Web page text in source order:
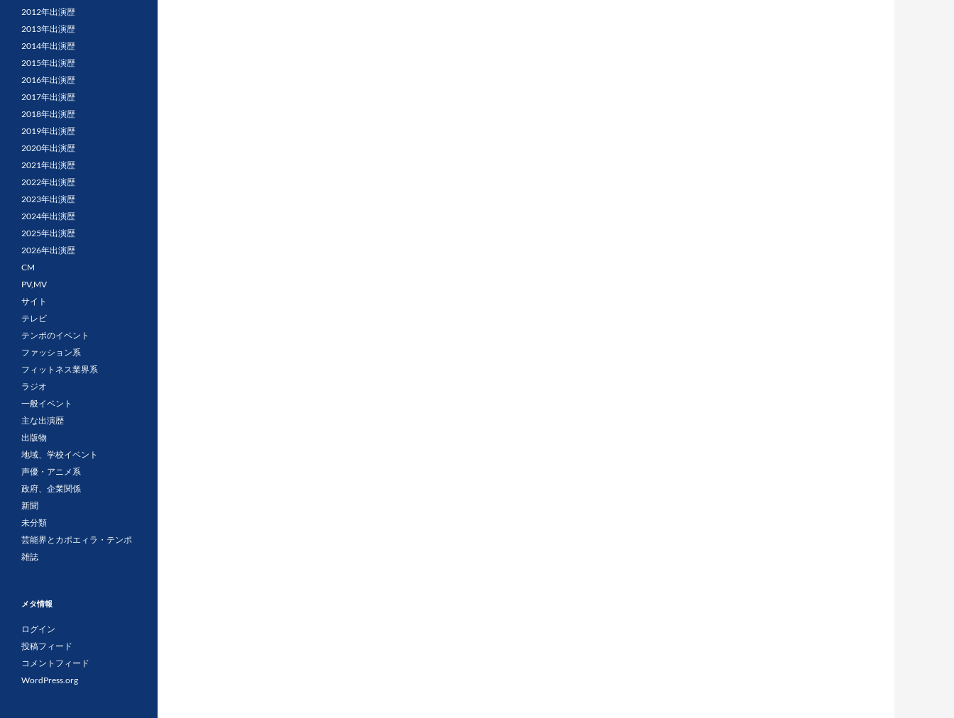
2012年出演歴
2013年出演歴
2014年出演歴
2015年出演歴
2016年出演歴
2017年出演歴
2018年出演歴
2019年出演歴
2020年出演歴
2021年出演歴
2022年出演歴
2023年出演歴
2024年出演歴
2025年出演歴
2026年出演歴
CM
PV,MV
サイト
テレビ
テンポのイベント
ファッション系
フィットネス業界系
ラジオ
一般イベント
主な出演歴
出版物
地域、学校イベント
声優・アニメ系
政府、企業関係
新聞
未分類
芸能界とカポエィラ・テンポ
雑誌
メタ情報
ログイン
投稿フィード
コメントフィード
WordPress.org